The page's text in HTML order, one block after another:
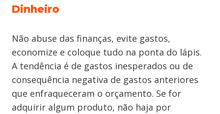
Dinheiro
Não abuse das finanças, evite gastos,
economize e coloque tudo na ponta do lápis.
A tendência é de gastos inesperados ou de
consequência negativa de gastos anteriores
que enfraqueceram o orçamento. Se for
adquirir algum produto, não haja por